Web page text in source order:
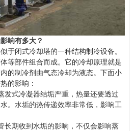
响有多大？
于闭式冷却塔的一种结构制冷设备。
等部件组合而成。它的冷却原理就是
的制冷剂由气态冷却为液态。下面小
的影响：
式冷凝器结垢严重，热量还要透过
。水垢的热传递效率非常低，影响工
期收到水垢的影响，不仅会影响蒸